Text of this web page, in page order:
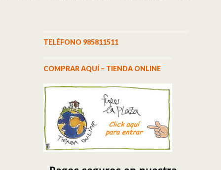
TELÉFONO 985811511
COMPRAR AQUÍ – TIENDA ONLINE